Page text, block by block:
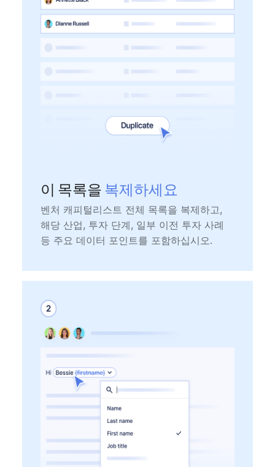
이 목록을 복제하세요
벤처 캐피털리스트 전체 목록을 복제하고,
해당 산업, 투자 단계, 일부 이전 투자 사례
등 주요 데이터 포인트를 포함하십시오.